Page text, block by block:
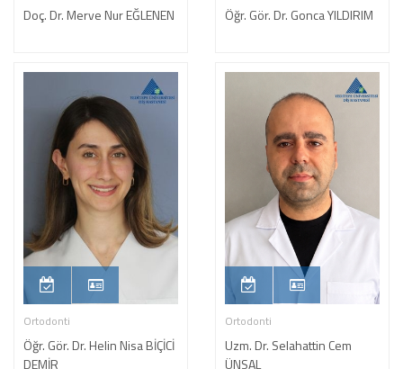
Doç. Dr. Merve Nur EĞLENEN Öğr. Gör. Dr. Gonca YILDIRIM
Ortodonti
Öğr. Gör. Dr. Helin Nisa BİÇİCİ
DEMİR
Ortodonti
Uzm. Dr. Selahattin Cem
ÜNSAL